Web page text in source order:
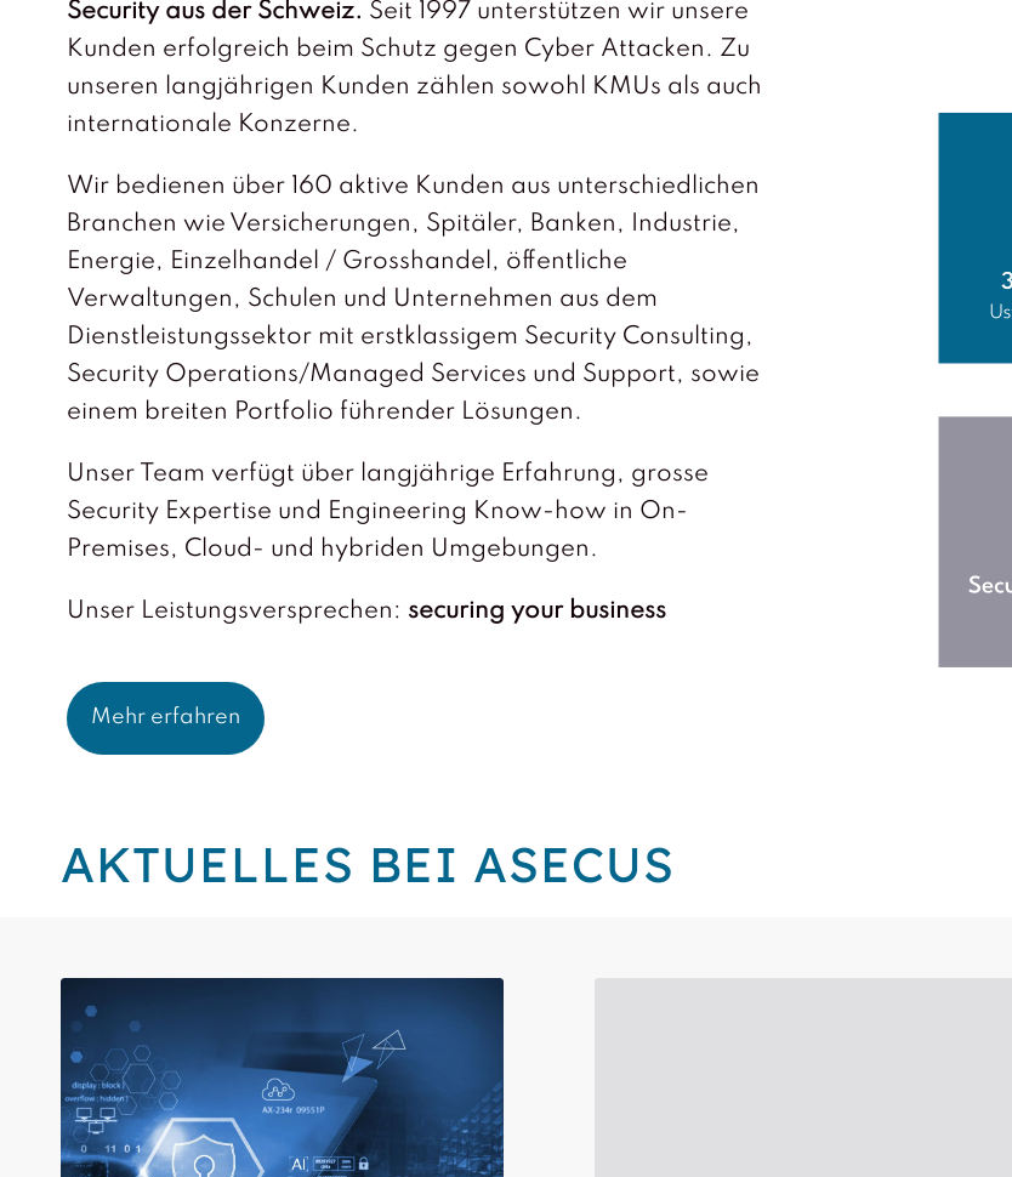
Security aus der Schweiz. Seit 1997 unterstützen wir unsere
Kunden erfolgreich beim Schutz gegen Cyber Attacken. Zu
unseren langjährigen Kunden zählen sowohl KMUs als auch
internationale Konzerne.
Wir bedienen über 160 aktive Kunden aus unterschiedlichen
Branchen wie Versicherungen, Spitäler, Banken, Industrie,
Energie, Einzelhandel / Grosshandel, öffentliche
Verwaltungen, Schulen und Unternehmen aus dem
Dienstleistungssektor mit erstklassigem Security Consulting,
Security Operations/Managed Services und Support, sowie
einem breiten Portfolio führender Lösungen.
Unser Team verfügt über langjährige Erfahrung, grosse
Security Expertise und Engineering Know-how in On-
Premises, Cloud- und hybriden Umgebungen.
Unser Leistungsversprechen: securing your business
Mehr erfahren
AKTUELLES BEI ASECUS